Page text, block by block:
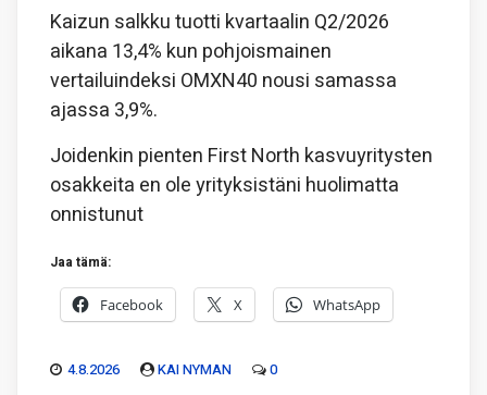
Kaizun salkku tuotti kvartaalin Q2/2026
aikana 13,4% kun pohjoismainen
vertailuindeksi OMXN40 nousi samassa
ajassa 3,9%.
Joidenkin pienten First North kasvuyritysten
osakkeita en ole yrityksistäni huolimatta
onnistunut
Jaa tämä:
Facebook X WhatsApp
4.8.2026 KAI NYMAN 0